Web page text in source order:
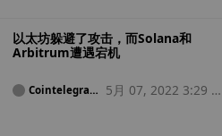
以太坊躲避了攻击，而Solana和
Arbitrum遭遇宕机
Cointelegrap
5月 07, 2022 3:29 下